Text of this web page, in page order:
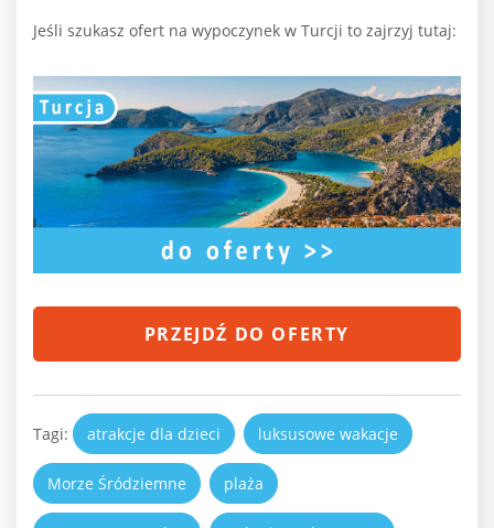
Jeśli szukasz ofert na wypoczynek w Turcji to zajrzyj tutaj:
PRZEJDŹ DO OFERTY
Tagi: atrakcje dla dzieci luksusowe wakacje
Morze Śródziemne plaża